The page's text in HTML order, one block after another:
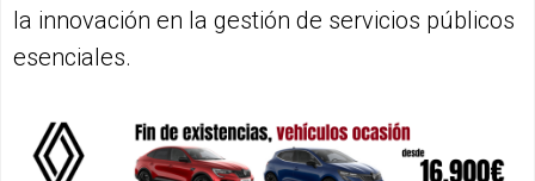
la innovación en la gestión de servicios públicos
esenciales.